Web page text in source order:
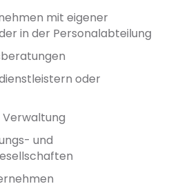
mit eigener
in der Personalabteilung
oder
und